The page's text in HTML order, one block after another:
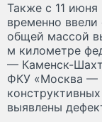
Также с 11
временно
общей массой
м километре
— Каменск-
ФКУ «Москва —
выявлены